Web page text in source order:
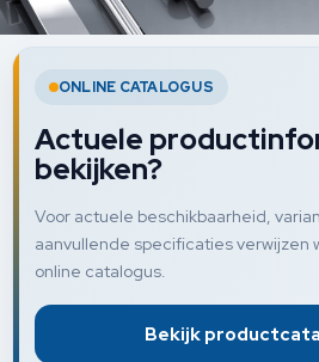
ONLINE CATALOGUS
Actuele
bekijken?
Voor actuele beschikbaarheid,
aanvullende specificaties verwijzen
online catalogus.
Bekijk